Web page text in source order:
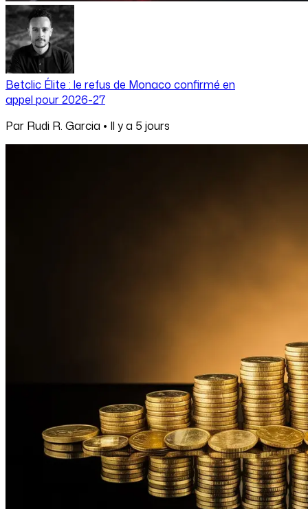
Betclic Élite : le refus de Monaco confirmé en
appel pour 2026-27
Par Rudi R. Garcia • Il y a 5 jours